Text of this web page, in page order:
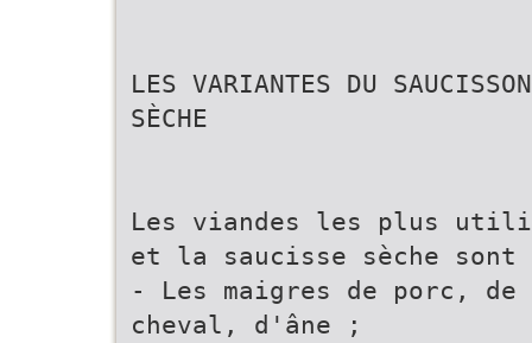
LES VARIANTES DU
SÈCHE
Les viandes les plus
et la saucisse sèche
- Les maigres de porc,
cheval, d'âne ;